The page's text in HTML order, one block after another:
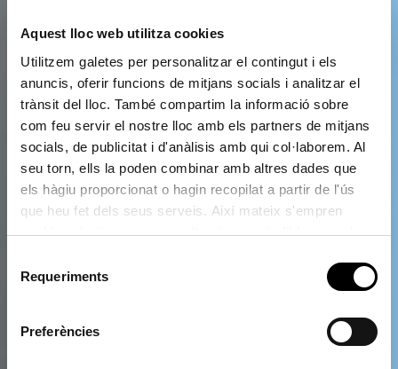
Aquest lloc web utilitza cookies
Utilitzem galetes per personalitzar el contingut i els
anuncis, oferir funcions de mitjans socials i analitzar el
trànsit del lloc. També compartim la informació sobre
com feu servir el nostre lloc amb els partners de mitjans
socials, de publicitat i d'anàlisis amb qui col·laborem. Al
seu torn, ells la poden combinar amb altres dades que
els hàgiu proporcionat o hagin recopilat a partir de l'ús
que heu fet dels seus serveis. Així mateix s'empren
cookies tècniques que resulten imprescindibles per al
acceptació.
Requeriments
Preferències